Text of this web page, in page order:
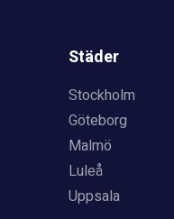
Städer
Stockholm
Göteborg
Malmö
Luleå
Uppsala